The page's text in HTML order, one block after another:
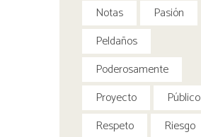
Notas
Pasión
Peldaños
Poderosamente
Proyecto
Público
Respeto
Riesgo